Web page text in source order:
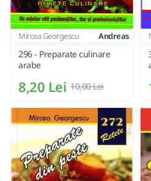
Mircea Georgescu Andreas
296 - Preparate culinare
arabe
8,20 Lei 10,00 Lei